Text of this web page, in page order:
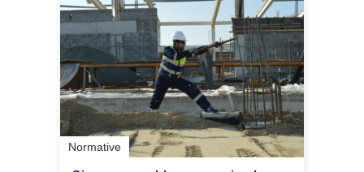
Normative